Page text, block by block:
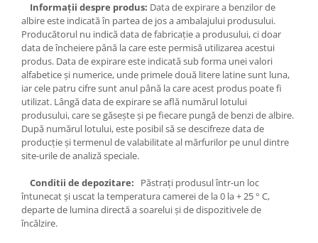
Informații despre produs: Data de expirare a benzilor de
albire este indicată în partea de jos a ambalajului produsului.
Producătorul nu indică data de fabricație a produsului, ci doar
data de încheiere până la care este permisă utilizarea acestui
produs. Data de expirare este indicată sub forma unei valori
alfabetice și numerice, unde primele două litere latine sunt luna,
iar cele patru cifre sunt anul până la care acest produs poate fi
utilizat. Lângă data de expirare se află numărul lotului
produsului, care se găsește și pe fiecare pungă de benzi de albire.
După numărul lotului, este posibil să se descifreze data de
producție și termenul de valabilitate al mărfurilor pe unul dintre
site-urile de analiză speciale.
Conditii de depozitare: Păstrați produsul într-un loc
întunecat și uscat la temperatura camerei de la 0 la + 25 ° C,
departe de lumina directă a soarelui și de dispozitivele de
încălzire.